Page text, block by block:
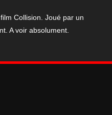
Collision. Joué par un
A voir absolument.